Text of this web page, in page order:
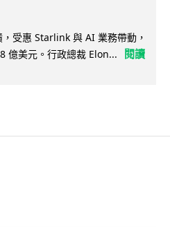
受惠 Starlink 與 AI 業務帶動，
億美元。行政總裁 Elon...
閱讀